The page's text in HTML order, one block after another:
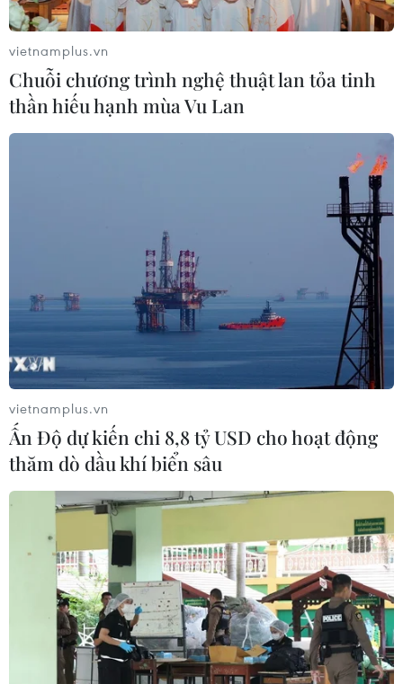
#Công chức
#Chuyển đổi việc làm
Tp. Hồ Chí Minh
Theo dõi VietnamPlus
CUỘC CÁCH MẠNG TINH GỌN TỔ CHỨC BỘ
MÁY
Hà Nội đề xuất sáp nhập hai sở, thành lập Sở
Ngoại vụ
Tinh gọn bộ máy để nguồn lực được sử dụng
hiệu quả hơn
Kết luận thanh tra về cơ sở nhà, đất dôi dư sau
sắp xếp tại thành phố Hải Phòng
vietnamplus.vn
Chuỗi chương trình nghệ thuật lan tỏa tinh
thần hiếu hạnh mùa Vu Lan
vietnamplus.vn
Ấn Độ dự kiến chi 8,8 tỷ USD cho hoạt động
thăm dò dầu khí biển sâu